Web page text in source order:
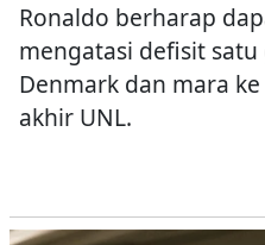
Ronaldo berharap
mengatasi defisit
Denmark dan mara
akhir UNL.